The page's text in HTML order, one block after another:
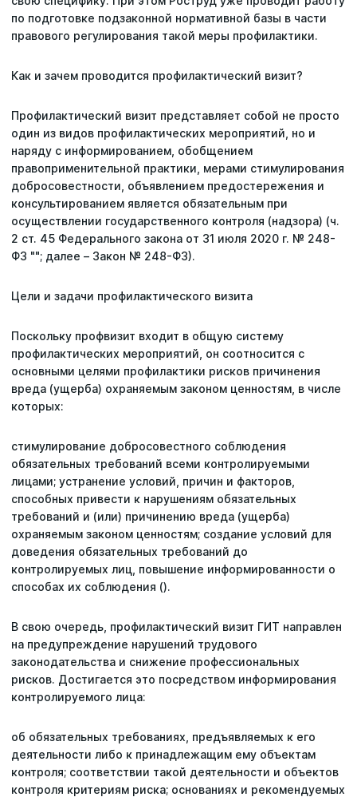
по подготовке подзаконной нормативной базы в части
правового регулирования такой меры профилактики.
Как и зачем проводится профилактический визит?
Профилактический визит представляет собой не просто
один из видов профилактических мероприятий, но и
наряду с информированием, обобщением
правоприменительной практики, мерами стимулирования
добросовестности, объявлением предостережения и
консультированием является обязательным при
осуществлении государственного контроля (надзора) (ч.
2 ст. 45 Федерального закона от 31 июля 2020 г. № 248-
ФЗ ""; далее – Закон № 248-ФЗ).
Цели и задачи профилактического визита
Поскольку профвизит входит в общую систему
профилактических мероприятий, он соотносится с
основными целями профилактики рисков причинения
вреда (ущерба) охраняемым законом ценностям, в числе
которых:
стимулирование добросовестного соблюдения
обязательных требований всеми контролируемыми
лицами; устранение условий, причин и факторов,
способных привести к нарушениям обязательных
требований и (или) причинению вреда (ущерба)
охраняемым законом ценностям; создание условий для
доведения обязательных требований до
контролируемых лиц, повышение информированности о
способах их соблюдения ().
В свою очередь, профилактический визит ГИТ направлен
на предупреждение нарушений трудового
законодательства и снижение профессиональных
рисков. Достигается это посредством информирования
контролируемого лица:
об обязательных требованиях, предъявляемых к его
деятельности либо к принадлежащим ему объектам
контроля; соответствии такой деятельности и объектов
контроля критериям риска; основаниях и рекомендуемых